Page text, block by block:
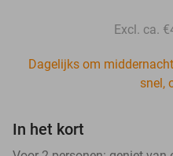
Excl. ca.
Dagelijks om
snel,
In het kort